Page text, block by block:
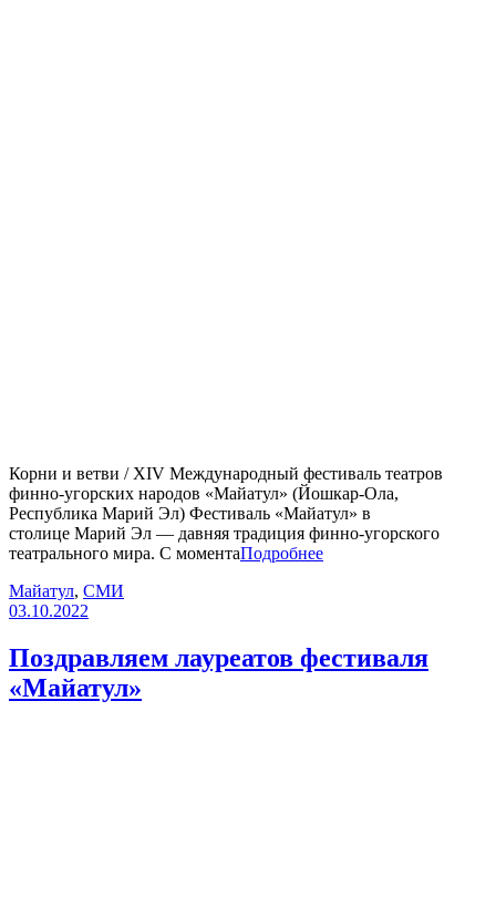
Корни и ветви / XIV Международный фестиваль театров
финно-угорских народов «Майатул» (Йошкар-Ола,
Республика Марий Эл) Фестиваль «Майатул» в
столице Марий Эл — давняя традиция финно-угорского
театрального мира. С моментаПодробнее
Майатул, СМИ
03.10.2022
Поздравляем лауреатов фестиваля
«Майатул»